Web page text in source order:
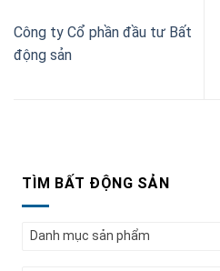
Công ty Cổ phần đầu tư Bất
động sản
TÌM BẤT ĐỘNG SẢN
Danh mục sản phẩm